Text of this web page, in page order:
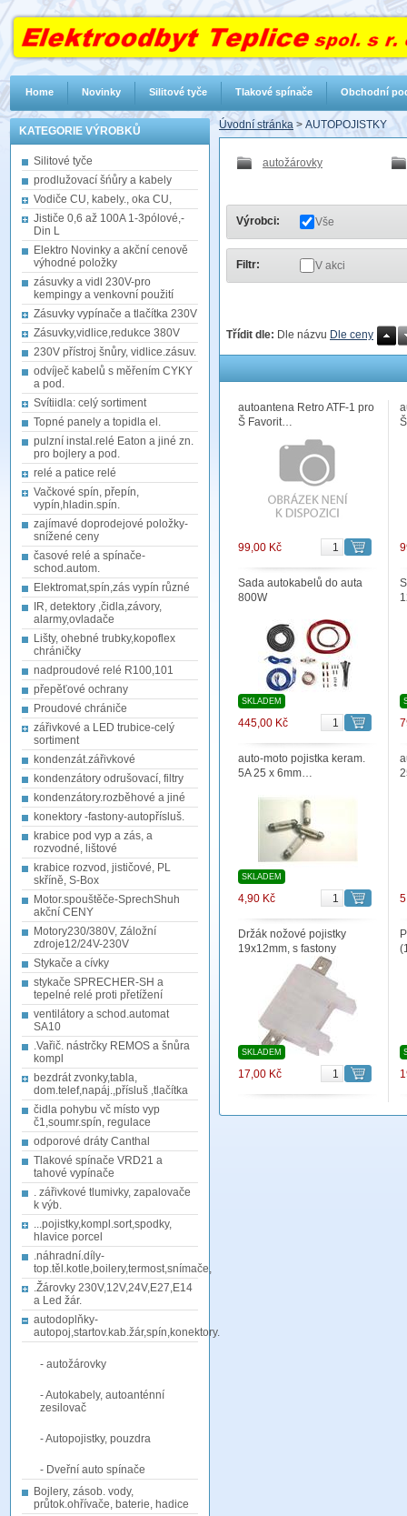
KATEGORIE VÝROBKŮ
Silitové tyče
prodlužovací šńůry a kabely
Vodiče CU, kabely., oka CU,
Jističe 0,6 až 100A 1-3pólové,-
Din L
Elektro Novinky a akční cenově
výhodné položky
zásuvky a vidl 230V-pro
kempingy a venkovní použití
Zásuvky vypínače a tlačítka 230V
Zásuvky,vidlice,redukce 380V
230V přístroj šnůry, vidlice.zásuv.
odvíječ kabelů s měřením CYKY
a pod.
Svítiidla: celý sortiment
Topné panely a topidla el.
pulzní instal.relé Eaton a jiné zn.
pro bojlery a pod.
relé a patice relé
Vačkové spín, přepín,
vypín,hladin.spín.
zajímavé doprodejové položky-
snížené ceny
časové relé a spínače-
schod.autom.
Elektromat,spín,zás vypín různé
IR, detektory ,čidla,závory,
alarmy,ovladače
Lišty, ohebné trubky,kopoflex
chráničky
nadproudové relé R100,101
přepěťové ochrany
Proudové chrániče
zářivkové a LED trubice-celý
sortiment
kondenzát.zářivkové
kondenzátory odrušovací, filtry
kondenzátory.rozběhové a jiné
konektory -fastony-autopřísluš.
krabice pod vyp a zás, a
rozvodné, lištové
krabice rozvod, jističové, PL
skříně, S-Box
Motor.spouštěče-SprechShuh
akční CENY
Motory230/380V, Záložní
zdroje12/24V-230V
Stykače a cívky
stykače SPRECHER-SH a
tepelné relé proti přetížení
ventilátory a schod.automat
SA10
.Vařič. nástrčky REMOS a šnůra
kompl
bezdrát zvonky,tabla,
dom.telef,napáj.,přísluš ,tlačítka
čidla pohybu vč místo vyp
č1,soumr.spín, regulace
odporové dráty Canthal
Tlakové spínače VRD21 a
tahové vypínače
. zářivkové tlumivky, zapalovače
k výb.
...pojistky,kompl.sort,spodky,
hlavice porcel
.náhradní.díly-
top.těl.kotle,boilery,termost,snímače,
.Žárovky 230V,12V,24V,E27,E14
a Led žár.
autodoplňky-
autopoj,startov.kab.žár,spín,konektory.
- autožárovky
- Autokabely, autoanténní
zesilovač
- Autopojistky, pouzdra
- Dveřní auto spínače
Bojlery, zásob. vody,
průtok.ohřívače, baterie, hadice
Úvodní stránka > AUTOPOJISTKY
autožárovky
Výrobci: Vše
Filtr: V akci
Třídit dle: Dle názvu Dle ceny
autoantena Retro ATF-1 pro
Š Favorit…
99,00 Kč
Sada autokabelů do auta
800W
SKLADEM
445,00 Kč
auto-moto pojistka keram.
5A 25 x 6mm…
SKLADEM
4,90 Kč
Držák nožové pojistky
19x12mm, s fastony
SKLADEM
17,00 Kč
Home Novinky Silitové tyče Tlakové spínače Obchodní